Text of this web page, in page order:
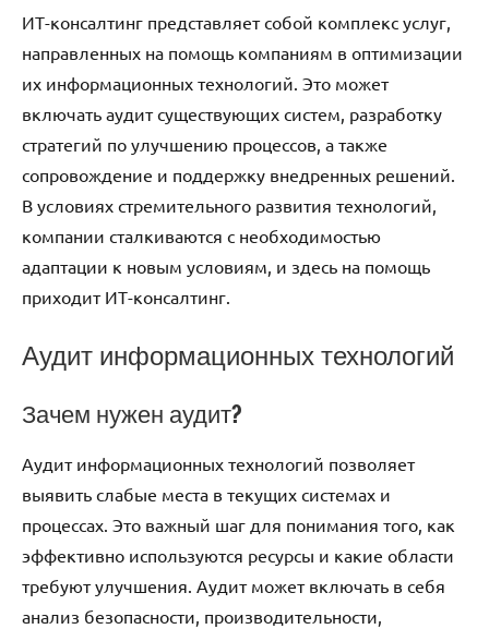
ИТ-консалтинг представляет собой комплекс услуг,
направленных на помощь компаниям в оптимизации
их информационных технологий. Это может
включать аудит существующих систем, разработку
стратегий по улучшению процессов, а также
сопровождение и поддержку внедренных решений.
В условиях стремительного развития технологий,
компании сталкиваются с необходимостью
адаптации к новым условиям, и здесь на помощь
приходит ИТ-консалтинг.
Аудит информационных технологий
Зачем нужен аудит?
Аудит информационных технологий позволяет
выявить слабые места в текущих системах и
процессах. Это важный шаг для понимания того, как
эффективно используются ресурсы и какие области
требуют улучшения. Аудит может включать в себя
анализ безопасности, производительности,